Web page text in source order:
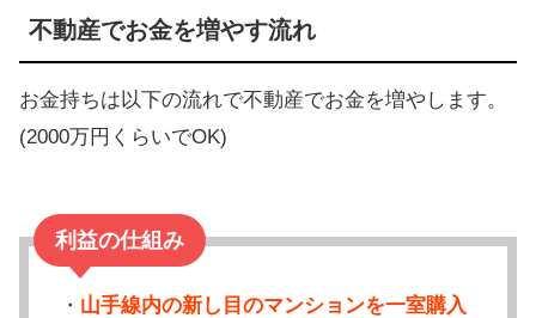
不動産でお金を増やす流れ
お金持ちは以下の流れで不動産でお金を増やします。
(2000万円くらいでOK)
利益の仕組み
・ 山手線内の新し目のマンションを一室購入